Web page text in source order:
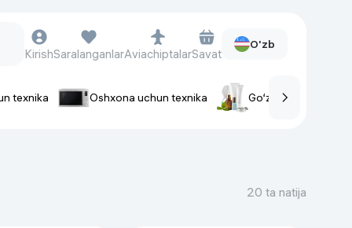
KirishSaralanganlarAviachiptalarSavat
O'zb
texnika Oshxona uchun texnika Go‘zallik va parvarish
20 ta natija